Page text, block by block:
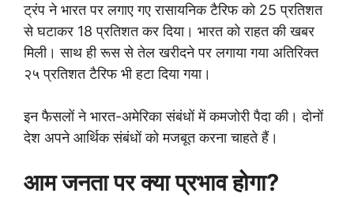
ट्रंप ने भारत पर लगाए गए रासायनिक टैरिफ को 25 प्रतिशत
से घटाकर 18 प्रतिशत कर दिया। भारत को राहत की खबर
मिली। साथ ही रूस से तेल खरीदने पर लगाया गया अतिरिक्त
२५ प्रतिशत टैरिफ भी हटा दिया गया।
इन फैसलों ने भारत-अमेरिका संबंधों में कमजोरी पैदा की। दोनों
देश अपने आर्थिक संबंधों को मजबूत करना चाहते हैं।
आम जनता पर क्या प्रभाव होगा?